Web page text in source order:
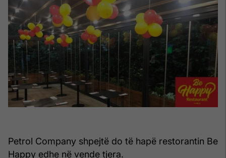
Petrol Company shpejtë do të hapë restorantin Be
Happy edhe në vende tjera.